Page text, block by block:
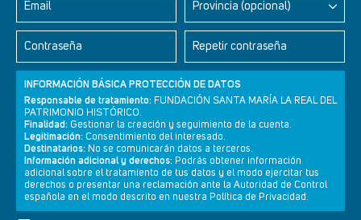
Email Provincia (opcional)
Contraseña Repetir contraseña
INFORMACIÓN BÁSICA PROTECCIÓN DE DATOS
Responsable de tratamiento: FUNDACIÓN SANTA MARÍA LA REAL DEL
PATRIMONIO HISTÓRICO.
Finalidad: Gestionar la creación y seguimiento de la cuenta.
Legitimación: Consentimiento del interesado.
Destinatarios: No se comunicarán datos a terceros.
Información adicional y derechos: Podrás obtener información
adicional sobre el tratamiento de tus datos y el modo ejercitar tus
derechos o presentar una reclamación ante la Autoridad de Control
española en el modo descrito en nuestra Política de Privacidad.
Newsletter Aviso legal Política de privacidad Política de cookies